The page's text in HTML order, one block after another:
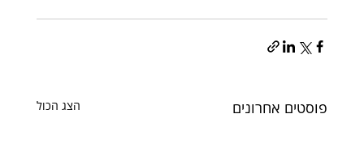
פוסטים אחרונים הצג הכול